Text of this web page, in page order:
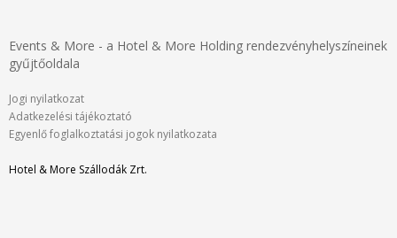
Events & More - a Hotel & More Holding rendezvényhelyszíneinek
gyűjtőoldala
Jogi nyilatkozat
Adatkezelési tájékoztató
Egyenlő foglalkoztatási jogok nyilatkozata
Hotel & More Szállodák Zrt.